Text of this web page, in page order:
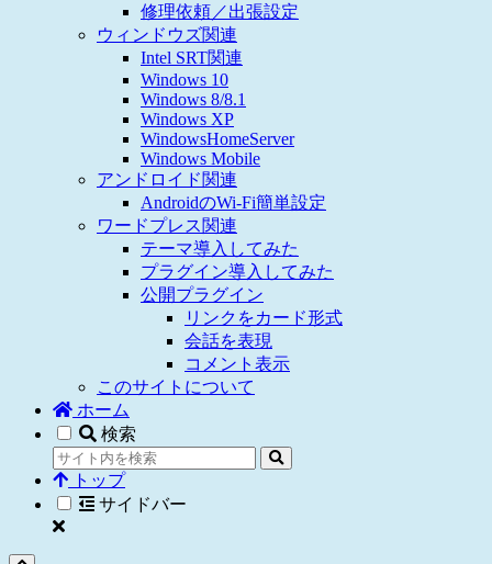
修理依頼／出張設定
ウィンドウズ関連
Intel SRT関連
Windows 10
Windows 8/8.1
Windows XP
WindowsHomeServer
Windows Mobile
アンドロイド関連
AndroidのWi-Fi簡単設定
ワードプレス関連
テーマ導入してみた
プラグイン導入してみた
公開プラグイン
リンクをカード形式
会話を表現
コメント表示
このサイトについて
ホーム
検索
トップ
サイドバー